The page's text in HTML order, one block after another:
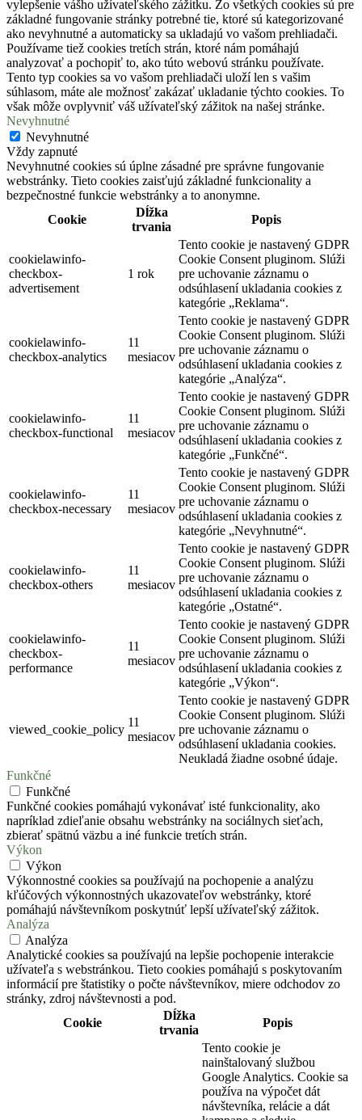
vylepšenie vášho užívateľského zážitku. Zo všetkých cookies sú pre
základné fungovanie stránky potrebné tie, ktoré sú kategorizované
ako nevyhnutné a automaticky sa ukladajú vo vašom prehliadači.
Používame tiež cookies tretích strán, ktoré nám pomáhajú
analyzovať a pochopiť to, ako túto webovú stránku používate.
Tento typ cookies sa vo vašom prehliadači uloží len s vašim
súhlasom, máte ale možnosť zakázať ukladanie týchto cookies. To
však môže ovplyvniť váš užívateľský zážitok na našej stránke.
Nevyhnutné
Nevyhnutné
Vždy zapnuté
Nevyhnutné cookies sú úplne zásadné pre správne fungovanie
webstránky. Tieto cookies zaisťujú základné funkcionality a
bezpečnostné funkcie webstránky a to anonymne.
Cookie
Dĺžka
trvania
Popis
cookielawinfo-
checkbox-
advertisement
1 rok
Tento cookie je nastavený GDPR
Cookie Consent pluginom. Slúži
pre uchovanie záznamu o
odsúhlasení ukladania cookies z
kategórie „Reklama“.
cookielawinfo-
checkbox-analytics
11
mesiacov
Tento cookie je nastavený GDPR
Cookie Consent pluginom. Slúži
pre uchovanie záznamu o
odsúhlasení ukladania cookies z
kategórie „Analýza“.
cookielawinfo-
checkbox-functional
11
mesiacov
Tento cookie je nastavený GDPR
Cookie Consent pluginom. Slúži
pre uchovanie záznamu o
odsúhlasení ukladania cookies z
kategórie „Funkčné“.
cookielawinfo-
checkbox-necessary
11
mesiacov
Tento cookie je nastavený GDPR
Cookie Consent pluginom. Slúži
pre uchovanie záznamu o
odsúhlasení ukladania cookies z
kategórie „Nevyhnutné“.
cookielawinfo-
checkbox-others
11
mesiacov
Tento cookie je nastavený GDPR
Cookie Consent pluginom. Slúži
pre uchovanie záznamu o
odsúhlasení ukladania cookies z
kategórie „Ostatné“.
cookielawinfo-
checkbox-
performance
11
mesiacov
Tento cookie je nastavený GDPR
Cookie Consent pluginom. Slúži
pre uchovanie záznamu o
odsúhlasení ukladania cookies z
kategórie „Výkon“.
viewed_cookie_policy
11
mesiacov
Tento cookie je nastavený GDPR
Cookie Consent pluginom. Slúži
pre uchovanie záznamu o
odsúhlasení ukladania cookies.
Neukladá žiadne osobné údaje.
Funkčné
Funkčné
Funkčné cookies pomáhajú vykonávať isté funkcionality, ako
napríklad zdieľanie obsahu webstránky na sociálnych sieťach,
zbierať spätnú väzbu a iné funkcie tretích strán.
Výkon
Výkon
Výkonnostné cookies sa používajú na pochopenie a analýzu
kľúčových výkonnostných ukazovateľov webstránky, ktoré
pomáhajú návštevníkom poskytnúť lepší užívateľský zážitok.
Analýza
Analýza
Analytické cookies sa používajú na lepšie pochopenie interakcie
užívateľa s webstránkou. Tieto cookies pomáhajú s poskytovaním
informácií pre štatistiky o počte návštevníkov, miere odchodov zo
stránky, zdroj návštevnosti a pod.
Cookie
Dĺžka
trvania
Popis
Tento cookie je
nainštalovaný službou
Google Analytics. Cookie sa
používa na výpočet dát
návštevníka, relácie a dát